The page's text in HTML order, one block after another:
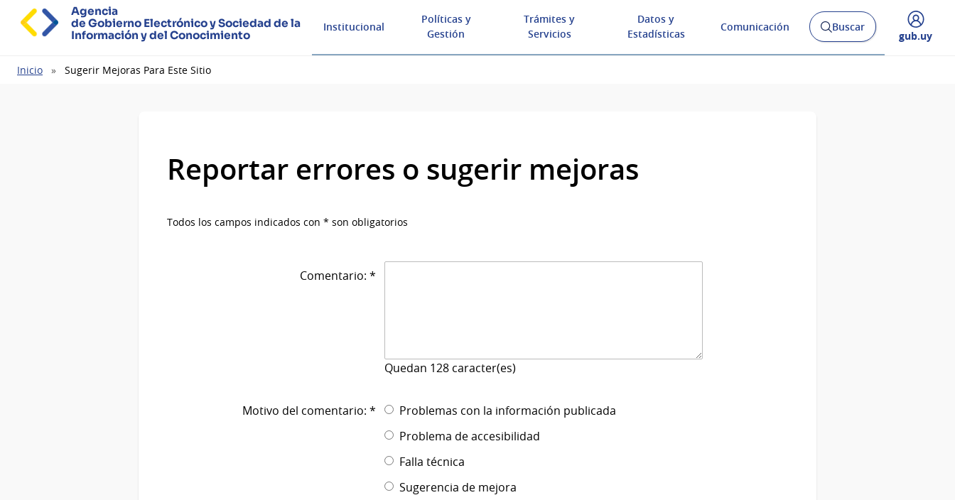
Agencia
de Gobierno Electrónico y Sociedad de la
Información y del Conocimiento
Institucional
Políticas y
Gestión
Trámites y
Servicios
Datos y
Estadísticas
Comunicación
AbrirBuscar
Desplegar
gub.uy
Ruta
Inicio Sugerir Mejoras Para Este Sitio
Reportar errores o sugerir mejoras
Todos los campos indicados con * son obligatorios
Comentario: *
Quedan 128 caracter(es)
Motivo del comentario: *
Problemas con la información publicada
Problema de accesibilidad
Falla técnica
Sugerencia de mejora